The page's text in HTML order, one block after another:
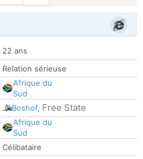
22 ans
Relation sérieuse
Afrique du
Sud
Boshof, Free State
Afrique du
Sud
Célibataire